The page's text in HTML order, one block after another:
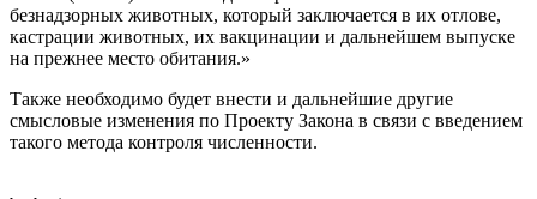
безнадзорных животных, который заключается в их отлове,
кастрации животных, их вакцинации и дальнейшем выпуске
на прежнее место обитания.»
Также необходимо будет внести и дальнейшие другие
смысловые изменения по Проекту Закона в связи с введением
такого метода контроля численности.